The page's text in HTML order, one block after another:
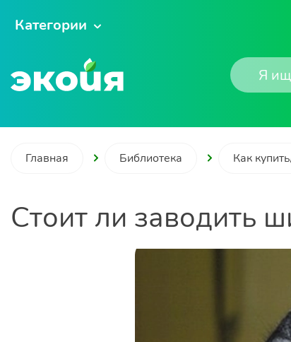
Категории
Главная Библиотека Как
Стоит ли заводить